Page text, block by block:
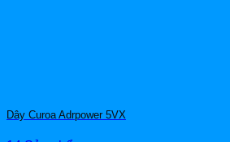
Dây Curoa Adrpower 5VX